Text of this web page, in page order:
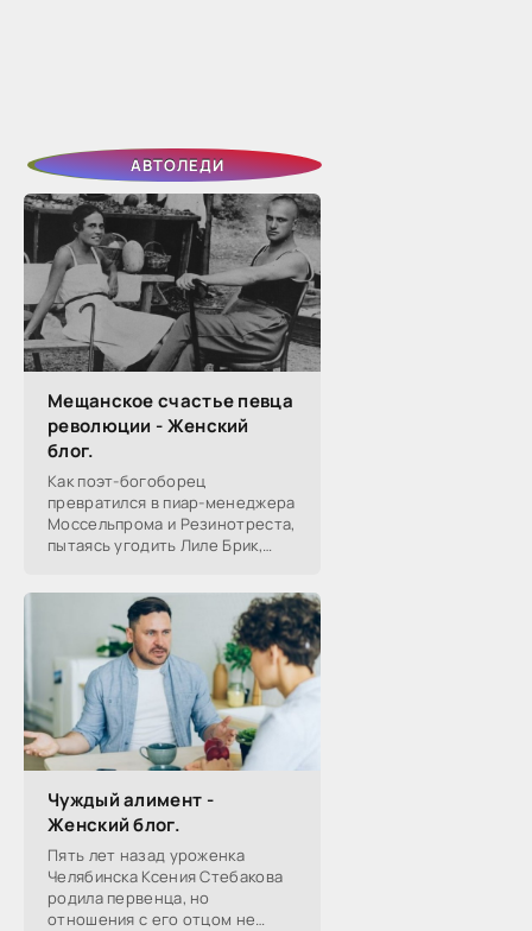
АВТОЛЕДИ
Мещанское счастье певца
революции - Женский
блог.
Как поэт-богоборец
превратился в пиар-менеджера
Моссельпрома и Резинотреста,
пытаясь угодить Лиле Брик,
смерти в 1917-м, почему он стал
советским буржуа, а не вторым
Чуждый алимент -
Женский блог.
Пять лет назад уроженка
Челябинска Ксения Стебакова
родила первенца, но
отношения с его отцом не